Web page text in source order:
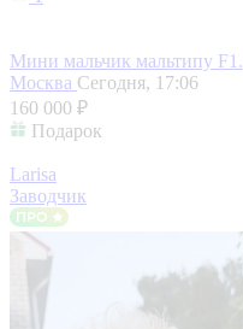
Мини мальчик мальтипу F1.
Москва Сегодня, 17:06
160 000 ₽
Подарок
Larisa
Заводчик